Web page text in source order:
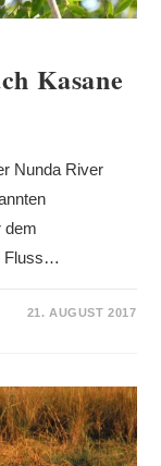
Kasane
Nunda River
dem
Fluss…
21. AUGUST 2017